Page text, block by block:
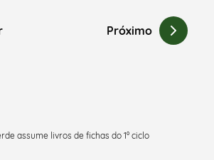
Próximo
assume livros de fichas do 1º ciclo